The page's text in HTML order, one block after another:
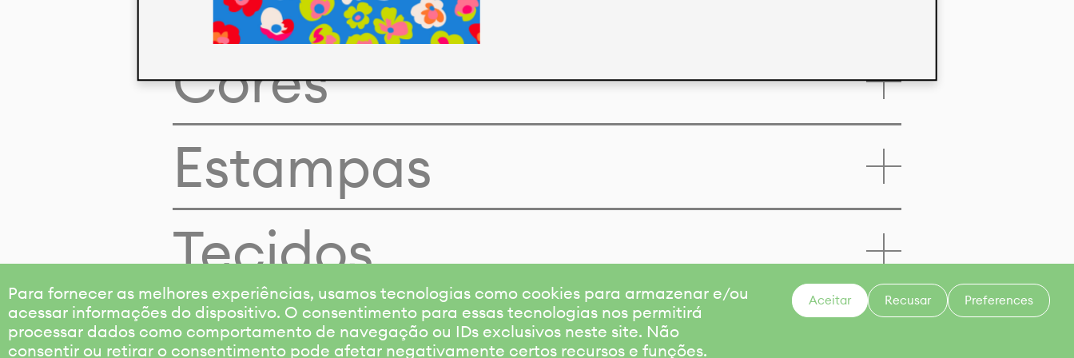
Para fornecer as melhores experiências, usamos tecnologias como cookies para armazenar e/ou
acessar informações do dispositivo. O consentimento para essas tecnologias nos permitirá
processar dados como comportamento de navegação ou IDs exclusivos neste site. Não
consentir ou retirar o consentimento pode afetar negativamente certos recursos e funções.
Aceitar Recusar Preferences
Cores
Estampas
Tecidos